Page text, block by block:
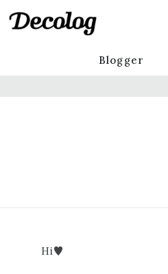
Blogger
Hi♥︎